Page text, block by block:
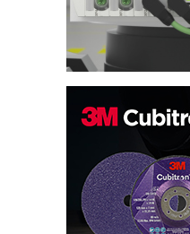
Trajna oznaka
Bezbednost na
IB
poverenja u